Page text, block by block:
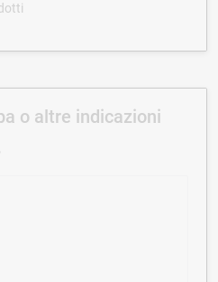
o altre indicazioni